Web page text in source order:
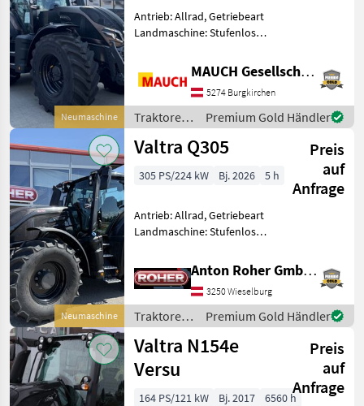
Neumaschine
Antrieb: Allrad, Getriebeart
Landmaschine: Stufenloses
Zapfwellendrehzahl:
540E/1000,
Höchstgeschwindigkeit in
km/h: 50 km/h, Aufladung:
Turb
MAUCH Gesellschaft m.b.H. & Co.KG
5274 Burgkirchen
Traktoren
/ Valtra
Premium Gold Händler
Neumaschine
Valtra Q305
Preis
auf
Anfrage
305 PS/224 kW Bj. 2026 5 h
Antrieb: Allrad, Getriebeart
Landmaschine: Stufenloses
Zapfwellendrehzahl:
540/750/1000,
Höchstgeschwindigkeit in
km/h: 50 km/h, Aufladung:
T
Anton Roher GmbH (ACA Center Roher)
3250 Wieselburg
Traktoren
/ Valtra
Premium Gold Händler
Valtra N154e
Versu
Preis
auf
Anfrage
164 PS/121 kW Bj. 2017
6560 h